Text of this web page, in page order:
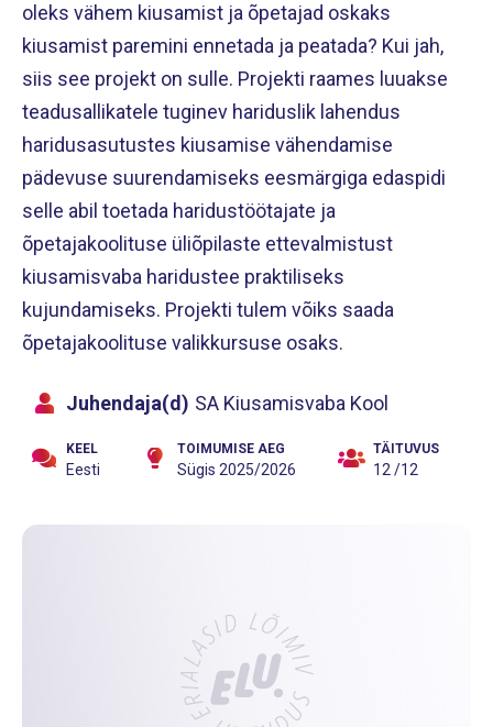
oleks vähem kiusamist ja õpetajad oskaks
kiusamist paremini ennetada ja peatada? Kui jah,
siis see projekt on sulle. Projekti raames luuakse
teadusallikatele tuginev hariduslik lahendus
haridusasutustes kiusamise vähendamise
pädevuse suurendamiseks eesmärgiga edaspidi
selle abil toetada haridustöötajate ja
õpetajakoolituse üliõpilaste ettevalmistust
kiusamisvaba haridustee praktiliseks
kujundamiseks. Projekti tulem võiks saada
õpetajakoolituse valikkursuse osaks.
Juhendaja(d) SA Kiusamisvaba Kool
KEEL
Eesti
TOIMUMISE AEG
Sügis 2025/2026
TÄITUVUS
12 /12